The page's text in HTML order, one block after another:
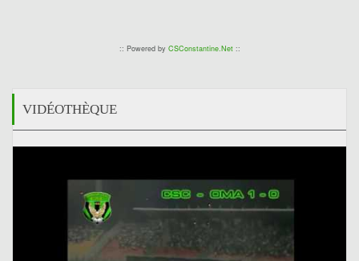
:: Powered by CSConstantine.Net::
VIDÉOTHÈQUE